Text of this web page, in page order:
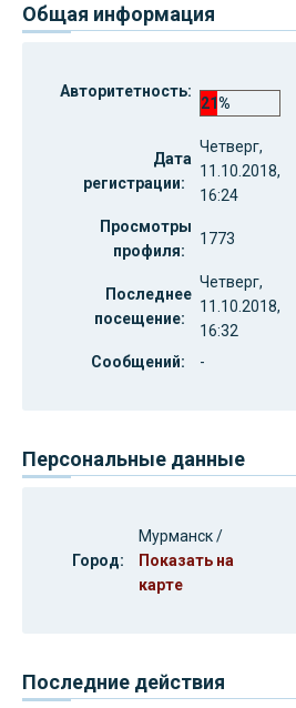
Общая информация
Авторитетность:
21%
Дата
регистрации:
Четверг,
11.10.2018,
16:24
Просмотры
профиля:
1773
Последнее
посещение:
Четверг,
11.10.2018,
16:32
Сообщений:
-
Персональные данные
Город:
Мурманск /
Показать на
карте
Последние действия